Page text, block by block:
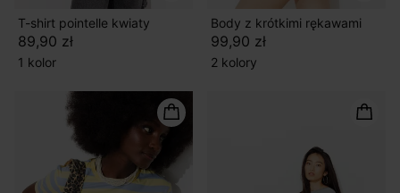
T-shirt pointelle kwiaty
89,90 zł
1 kolor
Body z krótkimi rękawami
99,90 zł
2 kolory